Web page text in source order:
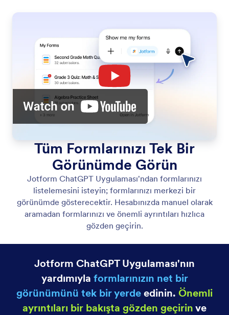
Tüm Formlarınızı Tek Bir
Görünümde Görün
Jotform ChatGPT Uygulaması'ndan formlarınızı
listelemesini isteyin; formlarınızı merkezi bir
görünümde gösterecektir. Hesabınızda manuel olarak
aramadan formlarınızı ve önemli ayrıntıları hızlıca
gözden geçirin.
Jotform ChatGPT Uygulaması'nın
yardımıyla formlarınızın net bir
görünümünü tek bir yerdeedinin. Önemli
ayrıntıları bir bakışta gözden geçirinve